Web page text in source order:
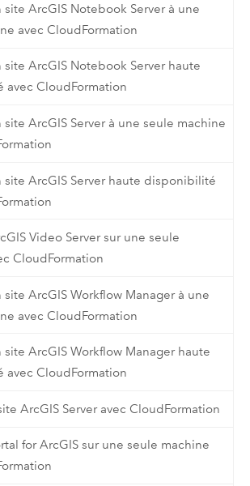
ArcGIS Notebook Server à une
avec CloudFormation
site ArcGIS Notebook Server haute
CloudFormation
ArcGIS Server à une seule machine
site ArcGIS Server haute disponibilité
Video Server sur une seule
CloudFormation
ArcGIS Workflow Manager à une
avec CloudFormation
ArcGIS Workflow Manager haute
CloudFormation
ArcGIS Server avec CloudFormation
for ArcGIS sur une seule machine